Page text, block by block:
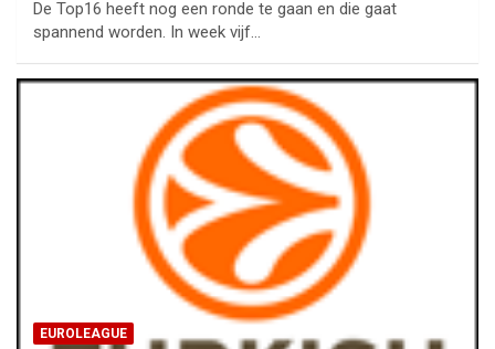
De Top16 heeft nog een ronde te gaan en die gaat
spannend worden. In week vijf…
EUROLEAGUE